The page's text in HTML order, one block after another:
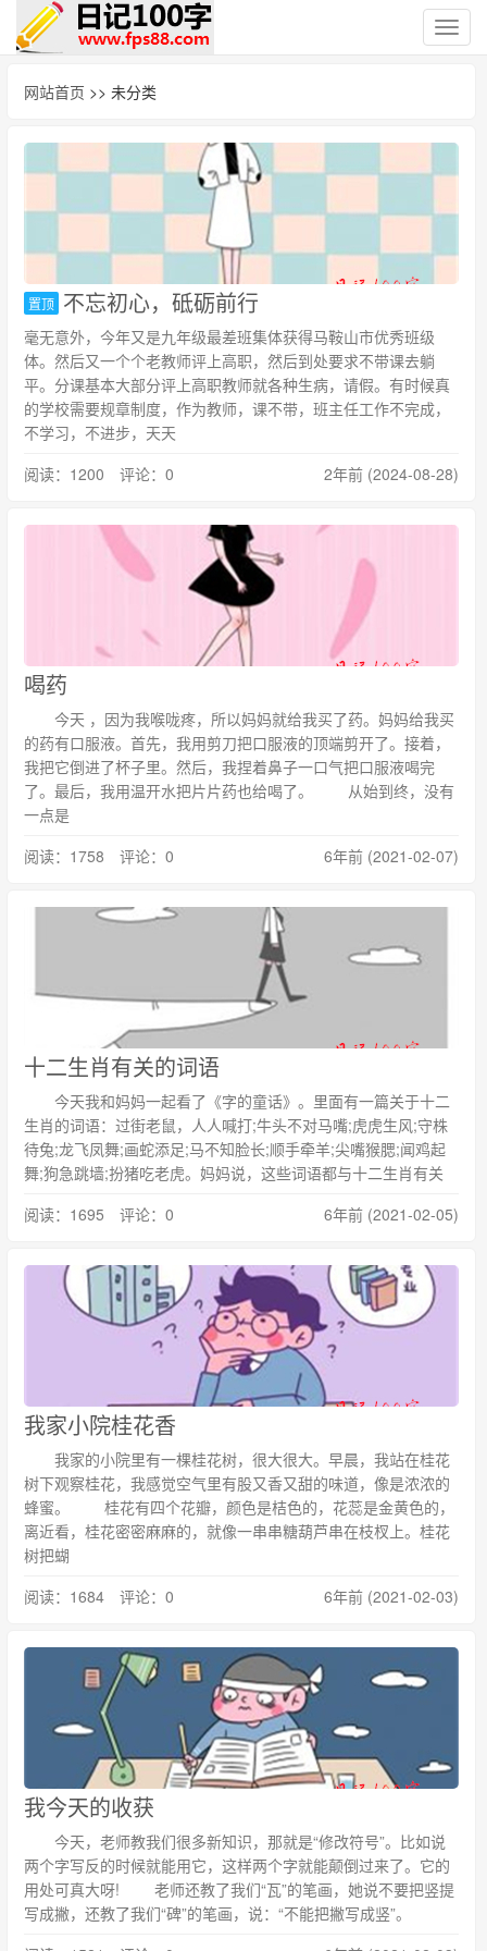
切
换
网站首页 >> 未分类
置顶 不忘初心，砥砺前行
毫无意外，今年又是九年级最差班集体获得马鞍山市优秀班级
体。然后又一个个老教师评上高职，然后到处要求不带课去躺
平。分课基本大部分评上高职教师就各种生病，请假。有时候真
的学校需要规章制度，作为教师，课不带，班主任工作不完成，
不学习，不进步，天天
阅读：1200 评论：0
2年前 (2024-08-28)
喝药
今天 ，因为我喉咙疼，所以妈妈就给我买了药。妈妈给我买
的药有口服液。首先，我用剪刀把口服液的顶端剪开了。接着，
我把它倒进了杯子里。然后，我捏着鼻子一口气把口服液喝完
了。最后，我用温开水把片片药也给喝了。 从始到终，没有
一点是
阅读：1758 评论：0
6年前 (2021-02-07)
十二生肖有关的词语
今天我和妈妈一起看了《字的童话》。里面有一篇关于十二
生肖的词语：过街老鼠，人人喊打;牛头不对马嘴;虎虎生风;守株
待兔;龙飞凤舞;画蛇添足;马不知脸长;顺手牵羊;尖嘴猴腮;闻鸡起
舞;狗急跳墙;扮猪吃老虎。妈妈说，这些词语都与十二生肖有关
阅读：1695 评论：0
6年前 (2021-02-05)
我家小院桂花香
我家的小院里有一棵桂花树，很大很大。早晨，我站在桂花
树下观察桂花，我感觉空气里有股又香又甜的味道，像是浓浓的
蜂蜜。 桂花有四个花瓣，颜色是桔色的，花蕊是金黄色的，
离近看，桂花密密麻麻的，就像一串串糖葫芦串在枝杈上。桂花
树把蝴
阅读：1684 评论：0
6年前 (2021-02-03)
我今天的收获
今天，老师教我们很多新知识，那就是“修改符号”。比如说
两个字写反的时候就能用它，这样两个字就能颠倒过来了。它的
用处可真大呀! 老师还教了我们“瓦”的笔画，她说不要把竖提
写成撇，还教了我们“碑”的笔画，说：“不能把撇写成竖”。